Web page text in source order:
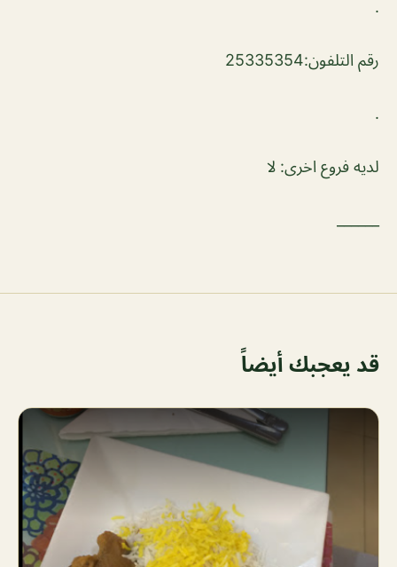
.
رقم التلفون:25335354
.
لديه فروع اخرى: لا
قد يعجبك أيضاً